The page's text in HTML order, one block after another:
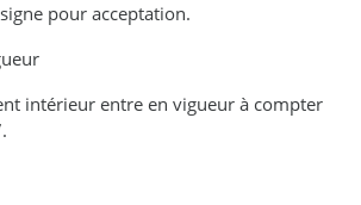
pour acceptation.
intérieur entre en vigueur à compter